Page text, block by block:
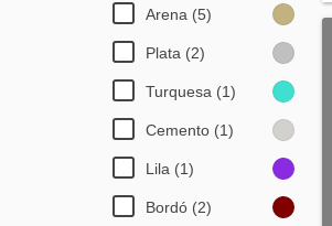
Arena (5)
Plata (2)
Turquesa (1)
Cemento (1)
Lila (1)
Bordó (2)